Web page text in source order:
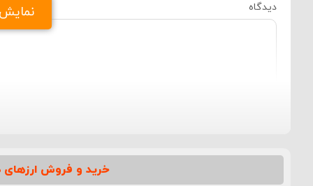
نام*
خرید و فروش ارزهای